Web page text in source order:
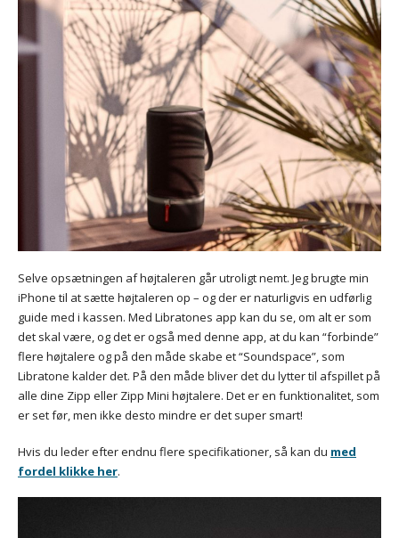
Selve opsætningen af højtaleren går utroligt nemt. Jeg brugte min
iPhone til at sætte højtaleren op – og der er naturligvis en udførlig
guide med i kassen. Med Libratones app kan du se, om alt er som
det skal være, og det er også med denne app, at du kan “forbinde”
flere højtalere og på den måde skabe et “Soundspace”, som
Libratone kalder det. På den måde bliver det du lytter til afspillet på
alle dine Zipp eller Zipp Mini højtalere. Det er en funktionalitet, som
er set før, men ikke desto mindre er det super smart!
Hvis du leder efter endnu flere specifikationer, så kan du med
fordel klikke her.